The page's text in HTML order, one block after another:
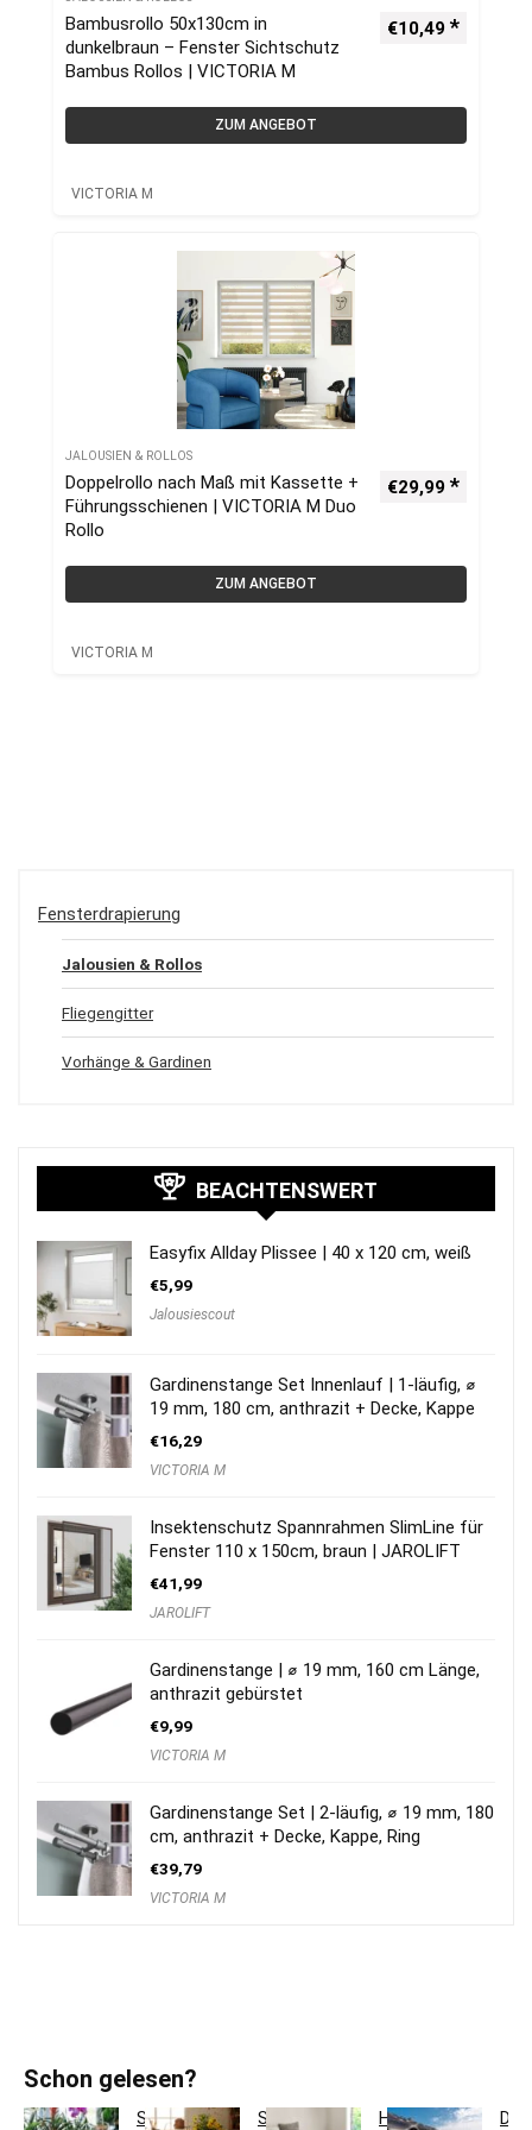
Bambusrollo 50x130cm in
dunkelbraun – Fenster Sichtschutz
Bambus Rollos | VICTORIA M
€10,49
ZUM ANGEBOT
VICTORIA M
JALOUSIEN & ROLLOS
Doppelrollo nach Maß mit Kassette +
Führungsschienen | VICTORIA M Duo
Rollo
€29,99
ZUM ANGEBOT
VICTORIA M
Fensterdrapierung
Jalousien & Rollos
Fliegengitter
Vorhänge & Gardinen
BEACHTENSWERT
Easyfix Allday Plissee | 40 x 120 cm, weiß
€5,99
Jalousiescout
Gardinenstange Set Innenlauf | 1-läufig, ⌀
19 mm, 180 cm, anthrazit + Decke, Kappe
€16,29
VICTORIA M
Insektenschutz Spannrahmen SlimLine für
Fenster 110 x 150cm, braun | JAROLIFT
€41,99
JAROLIFT
Gardinenstange | ⌀ 19 mm, 160 cm Länge,
anthrazit gebürstet
€9,99
VICTORIA M
Gardinenstange Set | 2-läufig, ⌀ 19 mm, 180
cm, anthrazit + Decke, Kappe, Ring
€39,79
VICTORIA M
Schon gelesen?
So
So
Hotelbettwäsche